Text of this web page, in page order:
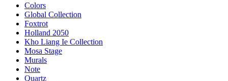
Colors
Global Collection
Foxtrot
Holland 2050
Kho Liang Ie Collection
Mosa Stage
Murals
Note
Quartz